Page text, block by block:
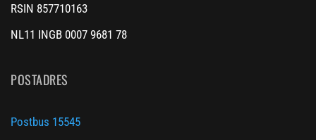
RSIN 857710163
NL11 INGB 0007 9681 78
POSTADRES
Postbus 15545